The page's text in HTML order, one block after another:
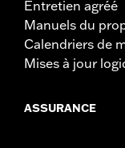
Entretien agréé
Manuels du
Calendriers de
Mises à jour
ASSURANCE